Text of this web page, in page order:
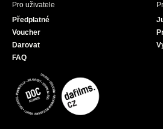
Pro uživatele
Předplatné
Voucher
Darovat
FAQ